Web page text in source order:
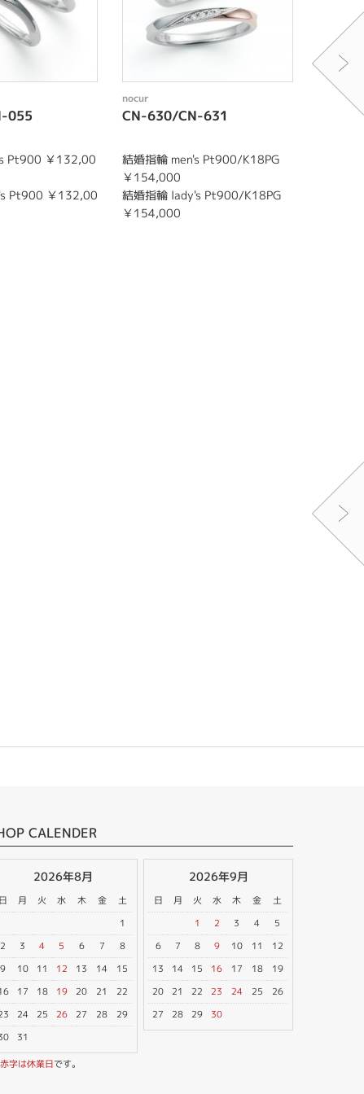
055
Pt900 ￥132,00
Pt900 ￥132,00
nocur
CN-630/CN-631
結婚指輪 men's Pt900/K18PG
￥154,000
結婚指輪 lady's Pt900/K18PG
￥154,000
nocur
CN-
CALENDER
2026年8月
日 月 火 水 木 金
土
1
2
3 4 5 6 7
8
9
10 11 12 13 14
15
17 18 19 20 21
22
24 25 26 27 28
29
31
2026年9月
日 月 火 水 木 金
土
1
2 3 4
5
6
7 8 9 10 11
12
13
14 15 16 17 18
19
20
21 22 23 24 25
26
27
28 29 30
赤字は休業日です。